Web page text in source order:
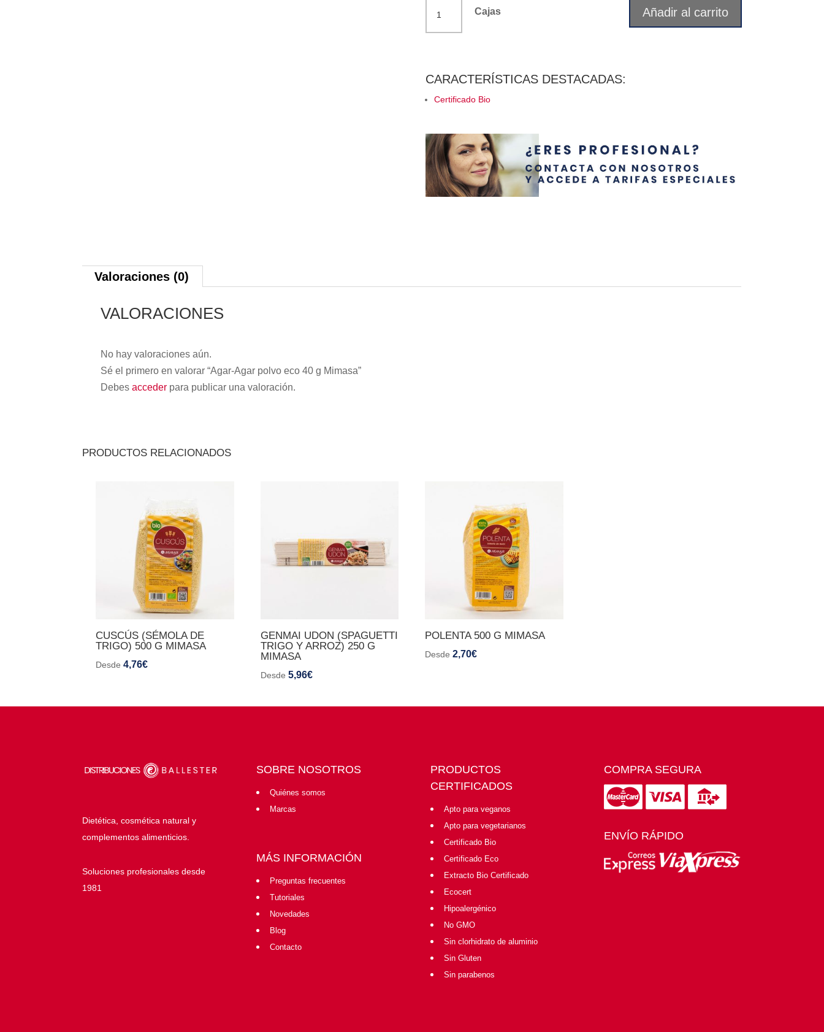
Agar
Mimasa
Cajas Añadir al carrito
CARACTERÍSTICAS DESTACADAS:
Certificado Bio
Valoraciones (0)
VALORACIONES
No hay valoraciones aún.
Sé el primero en valorar “Agar-Agar polvo eco 40 g Mimasa”
Debesacceder para publicar una valoración.
PRODUCTOS RELACIONADOS
CUSCÚS (SÉMOLA DE
TRIGO) 500 G MIMASA
Desde 4,76€
GENMAI UDON (SPAGUETTI
TRIGO Y ARROZ) 250 G
MIMASA
Desde 5,96€
POLENTA 500 G MIMASA
Desde2,70€
Dietética, cosmética natural y
complementos alimenticios.
Soluciones profesionales desde
1981
SOBRE NOSOTROS
Quiénes somos
Marcas
MÁS INFORMACIÓN
Preguntas frecuentes
Tutoriales
Novedades
Blog
Contacto
PRODUCTOS
CERTIFICADOS
Apto para veganos
Apto para vegetarianos
Certificado Bio
Certificado Eco
Extracto Bio Certificado
Ecocert
Hipoalergénico
No GMO
Sin clorhidrato de aluminio
Sin Gluten
Sin parabenos
COMPRA SEGURA
ENVÍO RÁPIDO